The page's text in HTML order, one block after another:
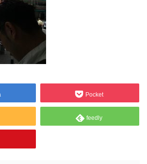
Pocket
feedly